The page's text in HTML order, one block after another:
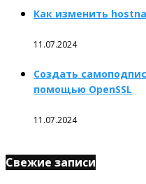
Как изменить
11.07.2024
Создать
помощью OpenSSL
11.07.2024
Свежие записи